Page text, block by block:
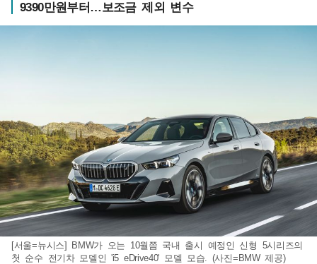
9390만원부터…보조금 제외 변수
[서울=뉴시스] BMW가 오는 10월쯤 국내 출시 예정인 신형 5시리즈의
첫 순수 전기차 모델인 'i5 eDrive40' 모델 모습. (사진=BMW 제공)